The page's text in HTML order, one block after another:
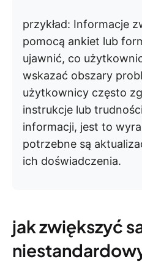
przykład: Informacje
pomocą ankiet lub
ujawnić, co
wskazać obszary
użytkownicy często
instrukcje lub
informacji, jest to
potrzebne są
ich doświadczenia.
jak zwiększyć